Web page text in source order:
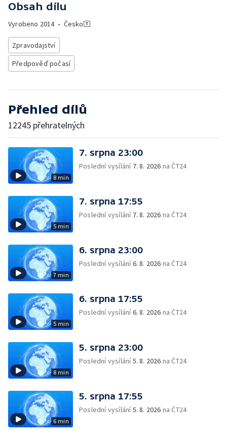
Obsah dílu
Vyrobeno 2014• Česko
Zpravodajství
Předpověď počasí
Přehled dílů
12245 přehratelných
8 min
7. srpna 23:00
Poslední vysílání 7. 8. 2026 na ČT24
5 min
7. srpna 17:55
Poslední vysílání 7. 8. 2026 na ČT24
7 min
6. srpna 23:00
Poslední vysílání6. 8. 2026 na ČT24
5 min
6. srpna 17:55
Poslední vysílání6. 8. 2026 na ČT24
8 min
5. srpna 23:00
Poslední vysílání5. 8. 2026 na ČT24
6 min
5. srpna 17:55
Poslední vysílání5. 8. 2026 na ČT24